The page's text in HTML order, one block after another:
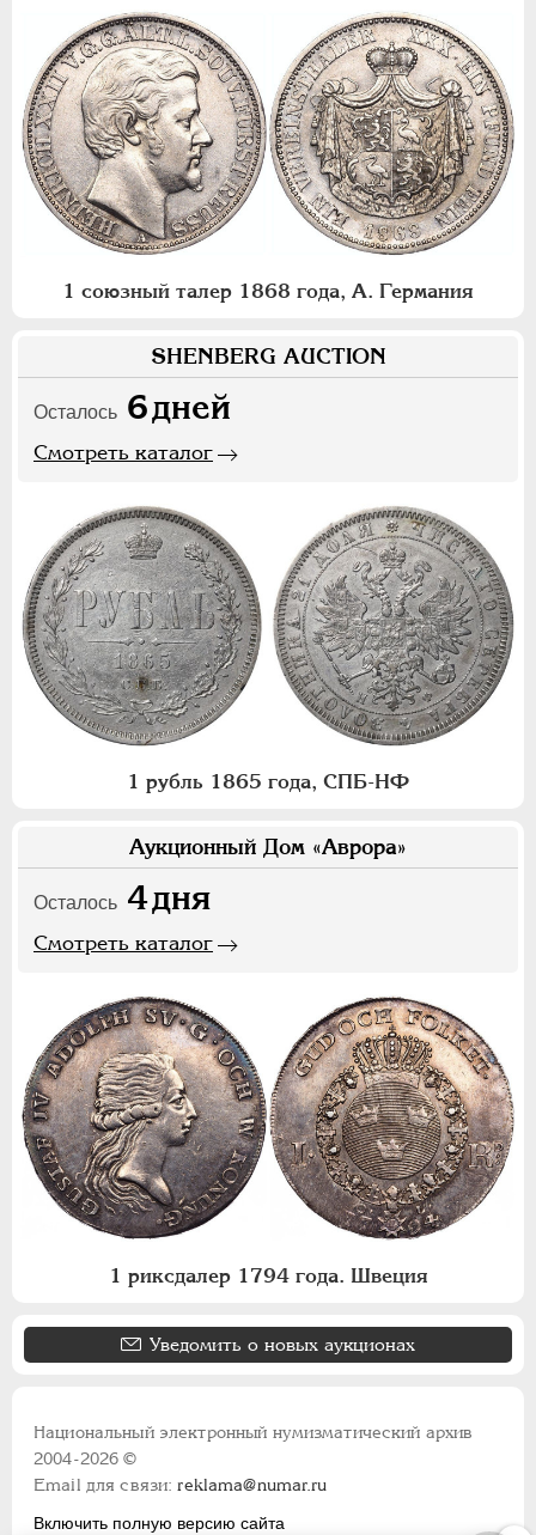
1 союзный талер 1868 года, А. Германия
SHENBERG AUCTION
Осталось 6дней
Смотреть каталог
1 рубль 1865 года, СПБ-НФ
Аукционный Дом «Аврора»
Осталось 4дня
Смотреть каталог
1 риксдалер 1794 года. Швеция
Уведомить о новых аукционах
Национальный электронный нумизматический архив
2004-2026 ©
Email для связи:reklama@numar.ru
Включить полную версию сайта